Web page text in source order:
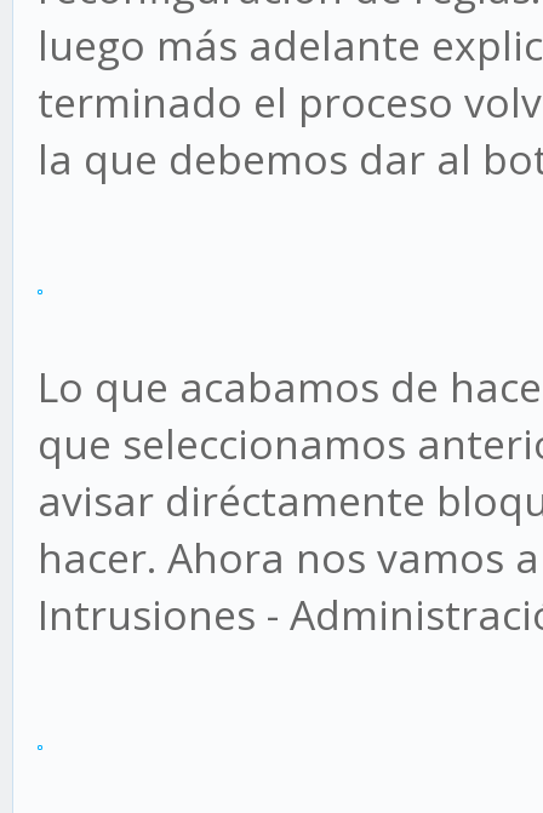
luego más adelante
terminado el proceso
la que debemos dar al
Lo que acabamos de
que seleccionamos
avisar diréctamente
hacer. Ahora nos vamos
Intrusiones -